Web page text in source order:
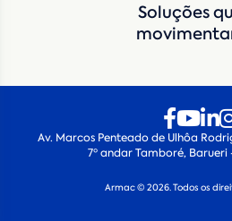
Soluções
Av. Marcos Penteado de Ulhôa
7º andar Tamboré, Barueri
Armac © 2026. Todos os
Qual o período de locação? *